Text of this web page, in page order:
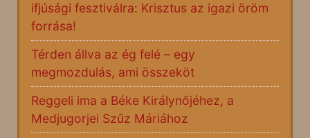
ifjúsági fesztiválra: Krisztus az igazi öröm
forrása!
Térden állva az ég felé – egy
megmozdulás, ami összeköt
Reggeli ima a Béke Királynőjéhez, a
Medjugorjei Szűz Máriához